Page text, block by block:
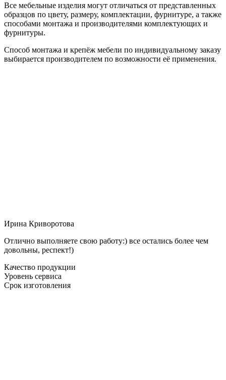
Все мебельные изделия могут отличаться от представленных
образцов по цвету, размеру, комплектации, фурнитуре, а также
способами монтажа и производителями комплектующих и
фурнитуры.
Способ монтажа и крепёж мебели по индивидуальному заказу
выбирается производителем по возможности её применения.
Ирина Криворотова
Отлично выполняете свою работу:) все остались более чем
довольны, респект!)
Качество продукции
Уровень сервиса
Срок изготовления